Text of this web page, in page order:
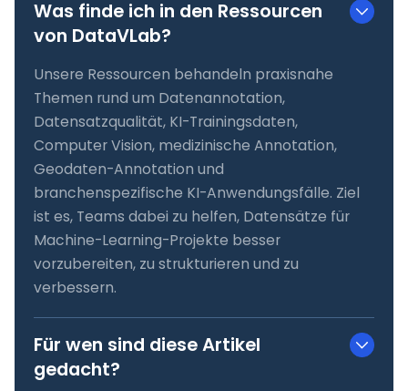
Was finde ich in den Ressourcen
von DataVLab?
Unsere Ressourcen behandeln praxisnahe
Themen rund um Datenannotation,
Datensatzqualität, KI-Trainingsdaten,
Computer Vision, medizinische Annotation,
Geodaten-Annotation und
branchenspezifische KI-Anwendungsfälle. Ziel
ist es, Teams dabei zu helfen, Datensätze für
Machine-Learning-Projekte besser
vorzubereiten, zu strukturieren und zu
verbessern.
Für wen sind diese Artikel
gedacht?